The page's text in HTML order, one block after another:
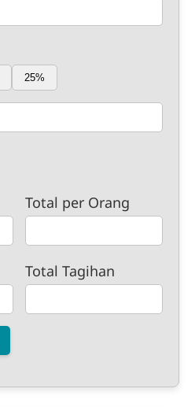
25%
Total per Orang
Total Tagihan